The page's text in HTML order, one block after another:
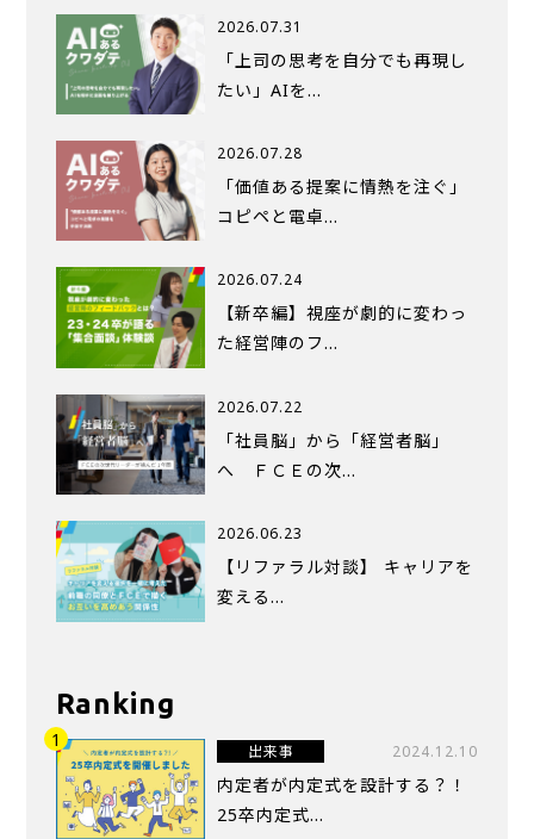
2026.07.31
「上司の思考を自分でも再現し
たい」AIを…
2026.07.28
「価値ある提案に情熱を注ぐ」
コピペと電卓…
2026.07.24
【新卒編】視座が劇的に変わっ
た経営陣のフ…
2026.07.22
「社員脳」から「経営者脳」
へ ＦＣＥの次…
2026.06.23
【リファラル対談】 キャリアを
変える…
Ranking
出来事 2024.12.10
内定者が内定式を設計する？！
25卒内定式...